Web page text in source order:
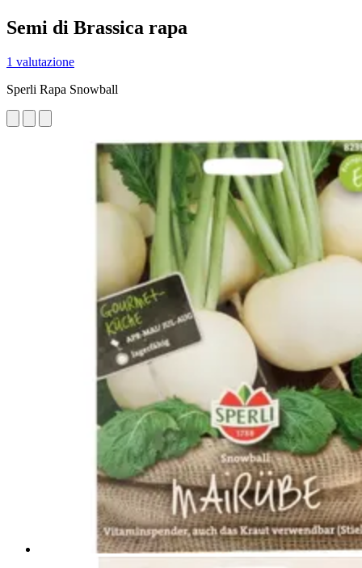
Semi di Brassica rapa
1 valutazione
Sperli Rapa Snowball